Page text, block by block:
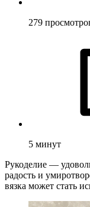
279
5 минут
Рукоделие —
радость и
вязка может стать